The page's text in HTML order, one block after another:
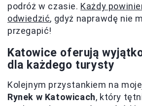
podróż w czasie. Każdy
odwiedzić, gdyż naprawdę nie
przegapić!
Katowice oferują
dla każdego turysty
Kolejnym przystankiem na
Rynek w Katowicach, który